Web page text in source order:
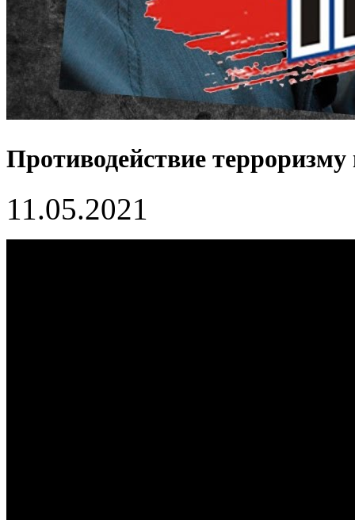
Противодействие
11.05.2021